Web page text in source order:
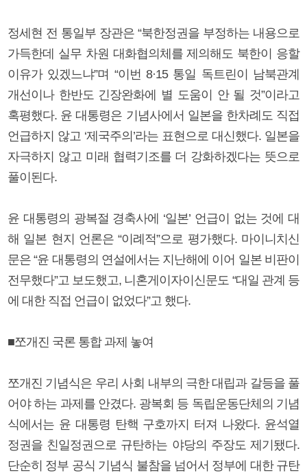
정세현 전 통일부 장관은 “북한정권을 부정하는 내용으로
가득한데 실무 차원 대화협의체를 제의해도 북한이 응할
이유가 있겠느냐”며 “이번 8·15 통일 독트린이 남북관계
개선이나 한반도 긴장완화에 별 도움이 안 될 것”이라고
혹평했다. 윤 대통령은 기념사에서 일본을 한차례도 직접
언급하지 않고 ‘제국주의’라는 표현으로 대신했다. 일본을
자극하지 않고 미래 협력기조를 더 강화하겠다는 뜻으로
풀이된다.
윤 대통령의 광복절 경축사에 ‘일본’ 언급이 없는 것에 대
해 일본 현지 언론은 “이례적”으로 평가했다. 마이니치신
문은 “윤 대통령의 연설에서는 지난해에 이어 일본 비판이
전무했다”고 보도했고, 니혼게이자이신문도 “대일 관계 등
에 대한 직접 언급이 없었다”고 했다.
■쪼개진 국론 통합 과제 놓여
쪼개진 기념식은 우리 사회 내부의 극한 대립과 갈등을 풀
어야 하는 과제를 안겼다. 광복회 등 독립운동단체의 기념
식에서는 윤 대통령 탄핵 구호까지 터져 나왔다. 윤석열
정권을 친일정권으로 규탄하는 야당의 주장도 제기됐다.
단순히 정부 공식 기념식 불참을 넘어서 정부에 대한 규탄